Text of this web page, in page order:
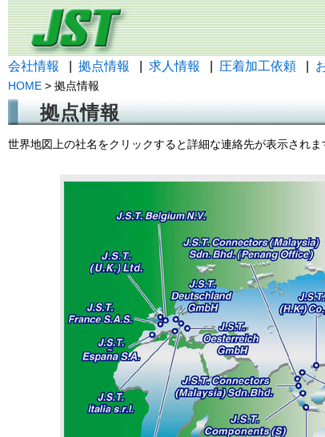
会社情報 拠点情報 求人情報 圧着加工依頼
HOME > 拠点情報
拠点情報
世界地図上の社名をクリックすると詳細な連絡先が表示されま